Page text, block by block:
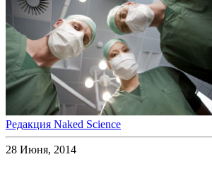
Редакция Naked Science
28 Июня, 2014